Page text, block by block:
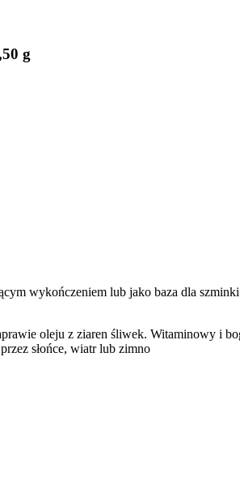
g
wykończeniem lub jako baza dla
oleju z ziaren śliwek. Witaminowy i
słońce, wiatr lub zimno